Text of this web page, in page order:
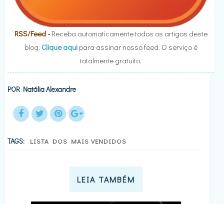
RSS/Feed- Receba automaticamente todos os artigos deste
blog. Clique aquipara assinar nosso feed. O serviço é
totalmente gratuito.
POR Natália Alexandre
TAGS: LISTA DOS MAIS VENDIDOS
LEIA TAMBÉM